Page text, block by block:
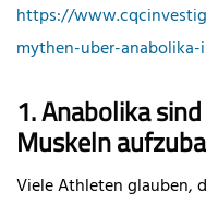
https://
mythen-uber-
1. Anabolika
Muskeln
Viele Athleten glauben,